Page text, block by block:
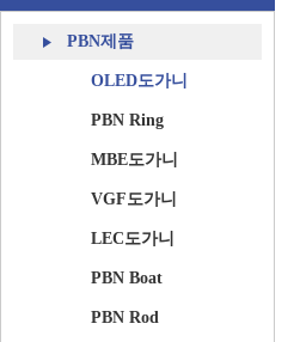
PBN제품
OLED도가니
PBN Ring
MBE도가니
VGF도가니
LEC도가니
PBN Boat
PBN Rod